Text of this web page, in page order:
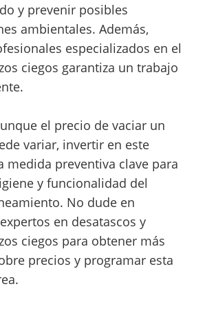
y prevenir posibles
ambientales. Además,
especializados en el
ciegos garantiza un trabajo
el precio de vaciar un
variar, invertir en este
medida preventiva clave para
y funcionalidad del
No dude en
en desatascos y
ciegos para obtener más
precios y programar esta